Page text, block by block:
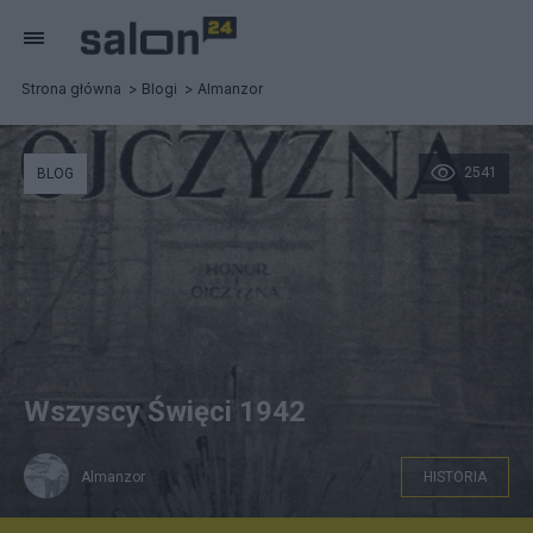
Strona główna Blogi Almanzor
2541
BLOG
Wszyscy Święci 1942
Almanzor HISTORIA